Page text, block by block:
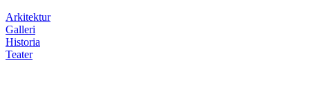
Arkitektur
Galleri
Historia
Teater